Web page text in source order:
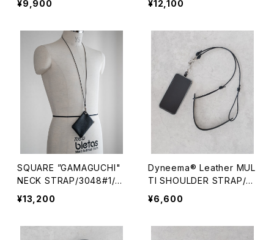
¥9,900 ¥12,100
SQUARE ”GAMAGUCHI"
NECK STRAP/3048#1/ス
クエアがま口 ネックストラ
ップ
¥13,200
Dyneema® Leather MUL
TI SHOULDER STRAP/2
050#2/ダイニーマレザー
マルチショルダーストラップ
¥6,600